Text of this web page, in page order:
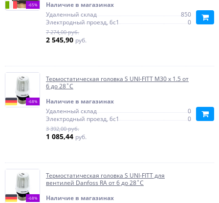
-65%
Наличие в магазинах
Удаленный склад
850
Электродный проезд, 6с1
0
7 274,00 руб.
2 545,90 руб.
-68%
Термостатическая головка S UNI-FITT М30 х 1.5 от
6 до 28˚C
Наличие в магазинах
Удаленный склад
0
Электродный проезд, 6с1
0
3 392,00 руб.
1 085,44 руб.
-68%
Термостатическая головка S UNI-FITT для
вентилей Danfoss RA от 6 до 28˚C
Наличие в магазинах